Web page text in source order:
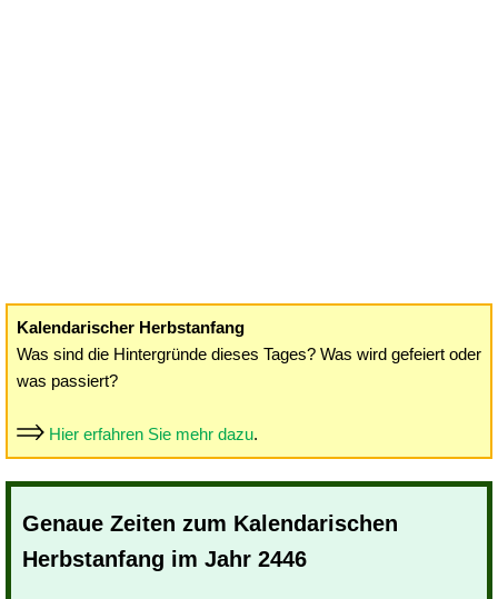
Kalendarischer Herbstanfang
Was sind die Hintergründe dieses Tages? Was wird gefeiert oder
was passiert?
Hier erfahren Sie mehr dazu.
Genaue Zeiten zum Kalendarischen
Herbstanfang im Jahr 2446